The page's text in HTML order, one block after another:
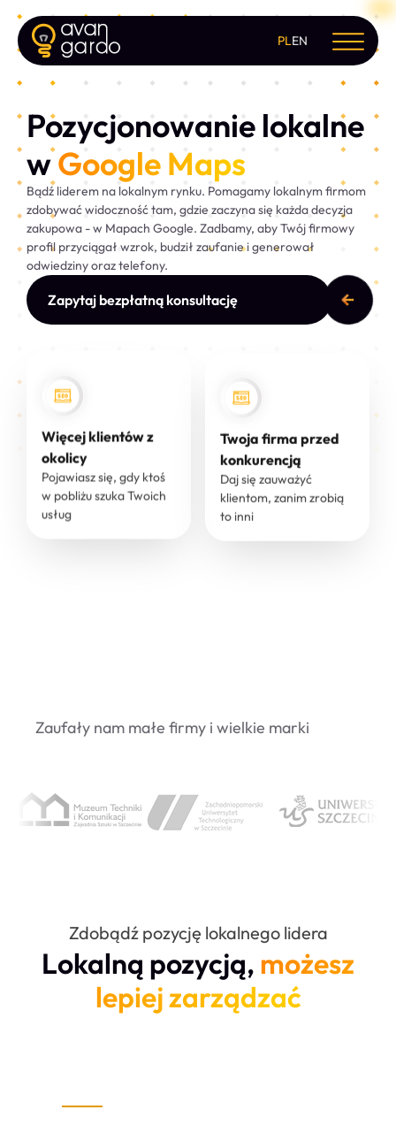
PLEN
Pozycjonowanie lokalne
wGoogle Maps
Bądź liderem na lokalnym rynku. Pomagamy lokalnym firmom
zdobywać widoczność tam, gdzie zaczyna się każda decyzja
zakupowa - w Mapach Google. Zadbamy, aby Twój firmowy
profil przyciągał wzrok, budził zaufanie i generował
odwiedziny oraz telefony.
Zapytaj bezpłatną konsultację
Więcej klientów z
okolicy
Pojawiasz się, gdy ktoś
w pobliżu szuka Twoich
usług
Twoja firma przed
konkurencją
Daj się zauważyć
klientom, zanim zrobią
to inni
Zaufały nam małe firmy i wielkie marki
Zdobądź pozycję lokalnego lidera
Lokalną pozycją, możesz
lepiej zarządzać